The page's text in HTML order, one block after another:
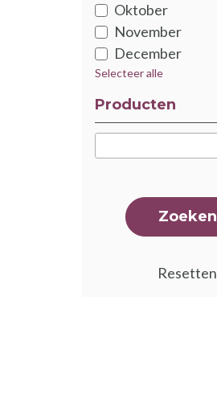
Selecteer alle
Oktober
November
December
Producten
Zoeken
Resetten